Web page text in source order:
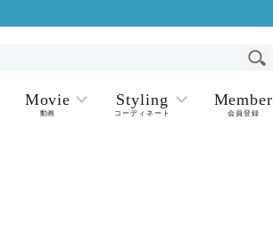
Movie
動画
Styling
コーディネート
Member
会員登録